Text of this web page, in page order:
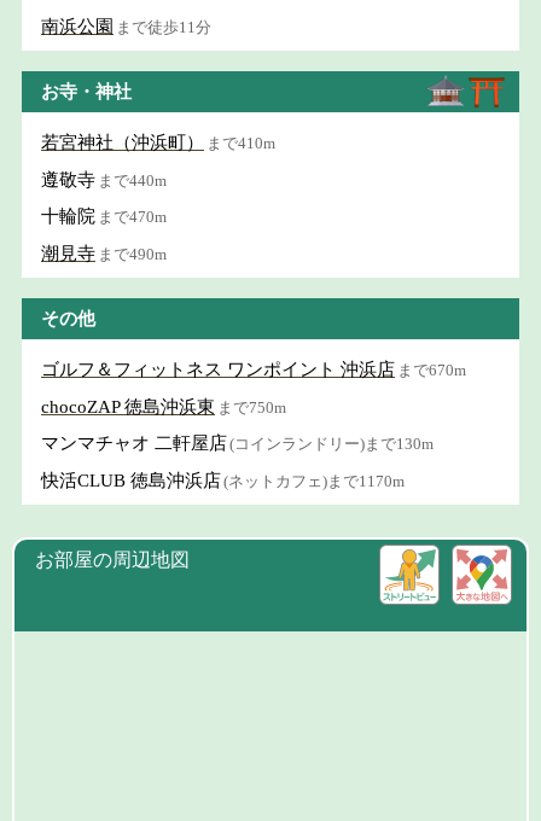
南浜公園 まで徒歩11分
お寺・神社
若宮神社（沖浜町） まで410m
遵敬寺 まで440m
十輪院 まで470m
潮見寺 まで490m
その他
ゴルフ＆フィットネス ワンポイント 沖浜店 まで670m
chocoZAP 徳島沖浜東 まで750m
マンマチャオ 二軒屋店(コインランドリー)まで130m
快活CLUB 徳島沖浜店(ネットカフェ)まで1170m
お部屋の周辺地図